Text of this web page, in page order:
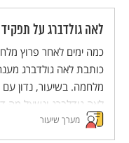
לאה גולדברג על
כמה ימים לאחר פרוץ
כותבת לאה גולדברג
מלחמה. בשיעור, נדון
לאה גודלברג ונשאל מה
שיעור לימים קשים.
מערך שיעור